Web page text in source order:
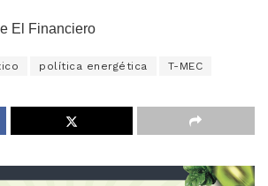
El Financiero
política energética T-MEC